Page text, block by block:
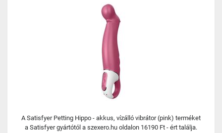
A Satisfyer Petting Hippo - akkus, vízálló vibrátor (pink) terméket
a Satisfyer gyártótól a szexero.hu oldalon 16190 Ft - ért találja.